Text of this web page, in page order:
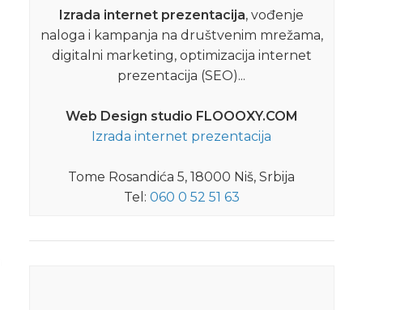
Izrada internet prezentacija, vođenje
naloga i kampanja na društvenim mrežama,
digitalni marketing, optimizacija internet
prezentacija (SEO)...
Web Design studio FLOOOXY.COM
Izrada internet prezentacija
Tome Rosandića 5, 18000 Niš, Srbija
Tel: 060 0 52 51 63